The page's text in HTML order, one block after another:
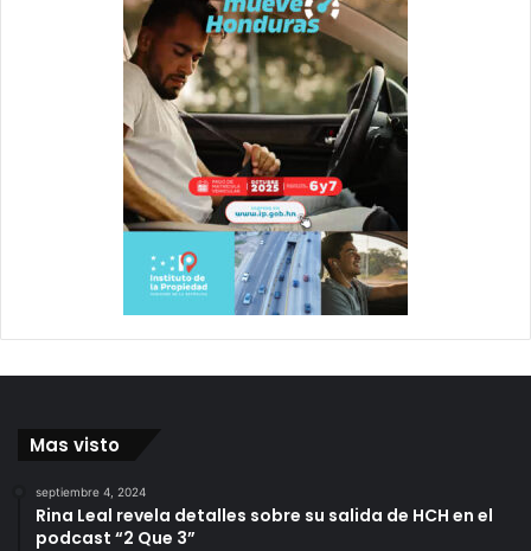
Mas visto
septiembre 4, 2024
Rina Leal revela detalles sobre su salida de HCH en el
podcast “2 Que 3”